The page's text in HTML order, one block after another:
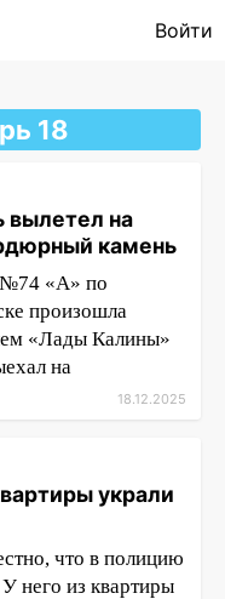
Войти
18
вылетел на
камень
№74 «А» по
произошла
«Лады Калины»
на
18.12.2025
украли
что в полицию
него из квартиры